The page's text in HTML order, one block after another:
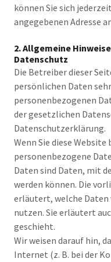
können Sie sich
angegebenen Adresse
2. Allgemeine
Datenschutz
Die Betreiber dieser
persönlichen Daten
personenbezogenen
der gesetzlichen
Datenschutzerklärung.
Wenn Sie diese
personenbezogene
Daten sind Daten, mit
werden können. Die
erläutert, welche Daten
nutzen. Sie erläutert
geschieht.
Wir weisen darauf hin,
Internet (z. B. bei der